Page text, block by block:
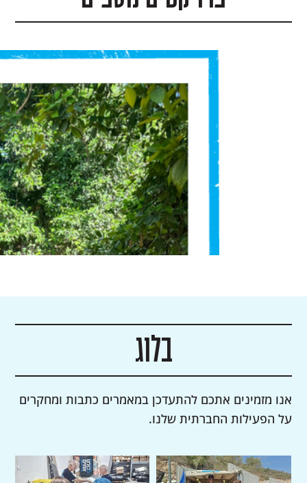
בלוג
אנו מזמינים אתכם להתעדכן במאמרים כתבות ומחקרים
על הפעילות החברתית שלנו.